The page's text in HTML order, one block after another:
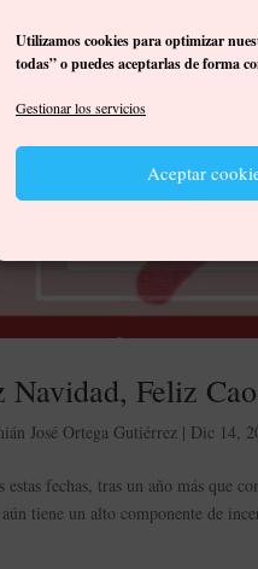
Utilizamos cookies para optimizar
todas” o puedes aceptarlas de forma
Gestionar los servicios
Aceptar
Navidad, Feliz
José Ortega Gutiérrez | Dic 14,
estas fechas, tras un año más que
tiene un alto componente de